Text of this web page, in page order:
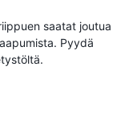
saatat joutua
Pyydä